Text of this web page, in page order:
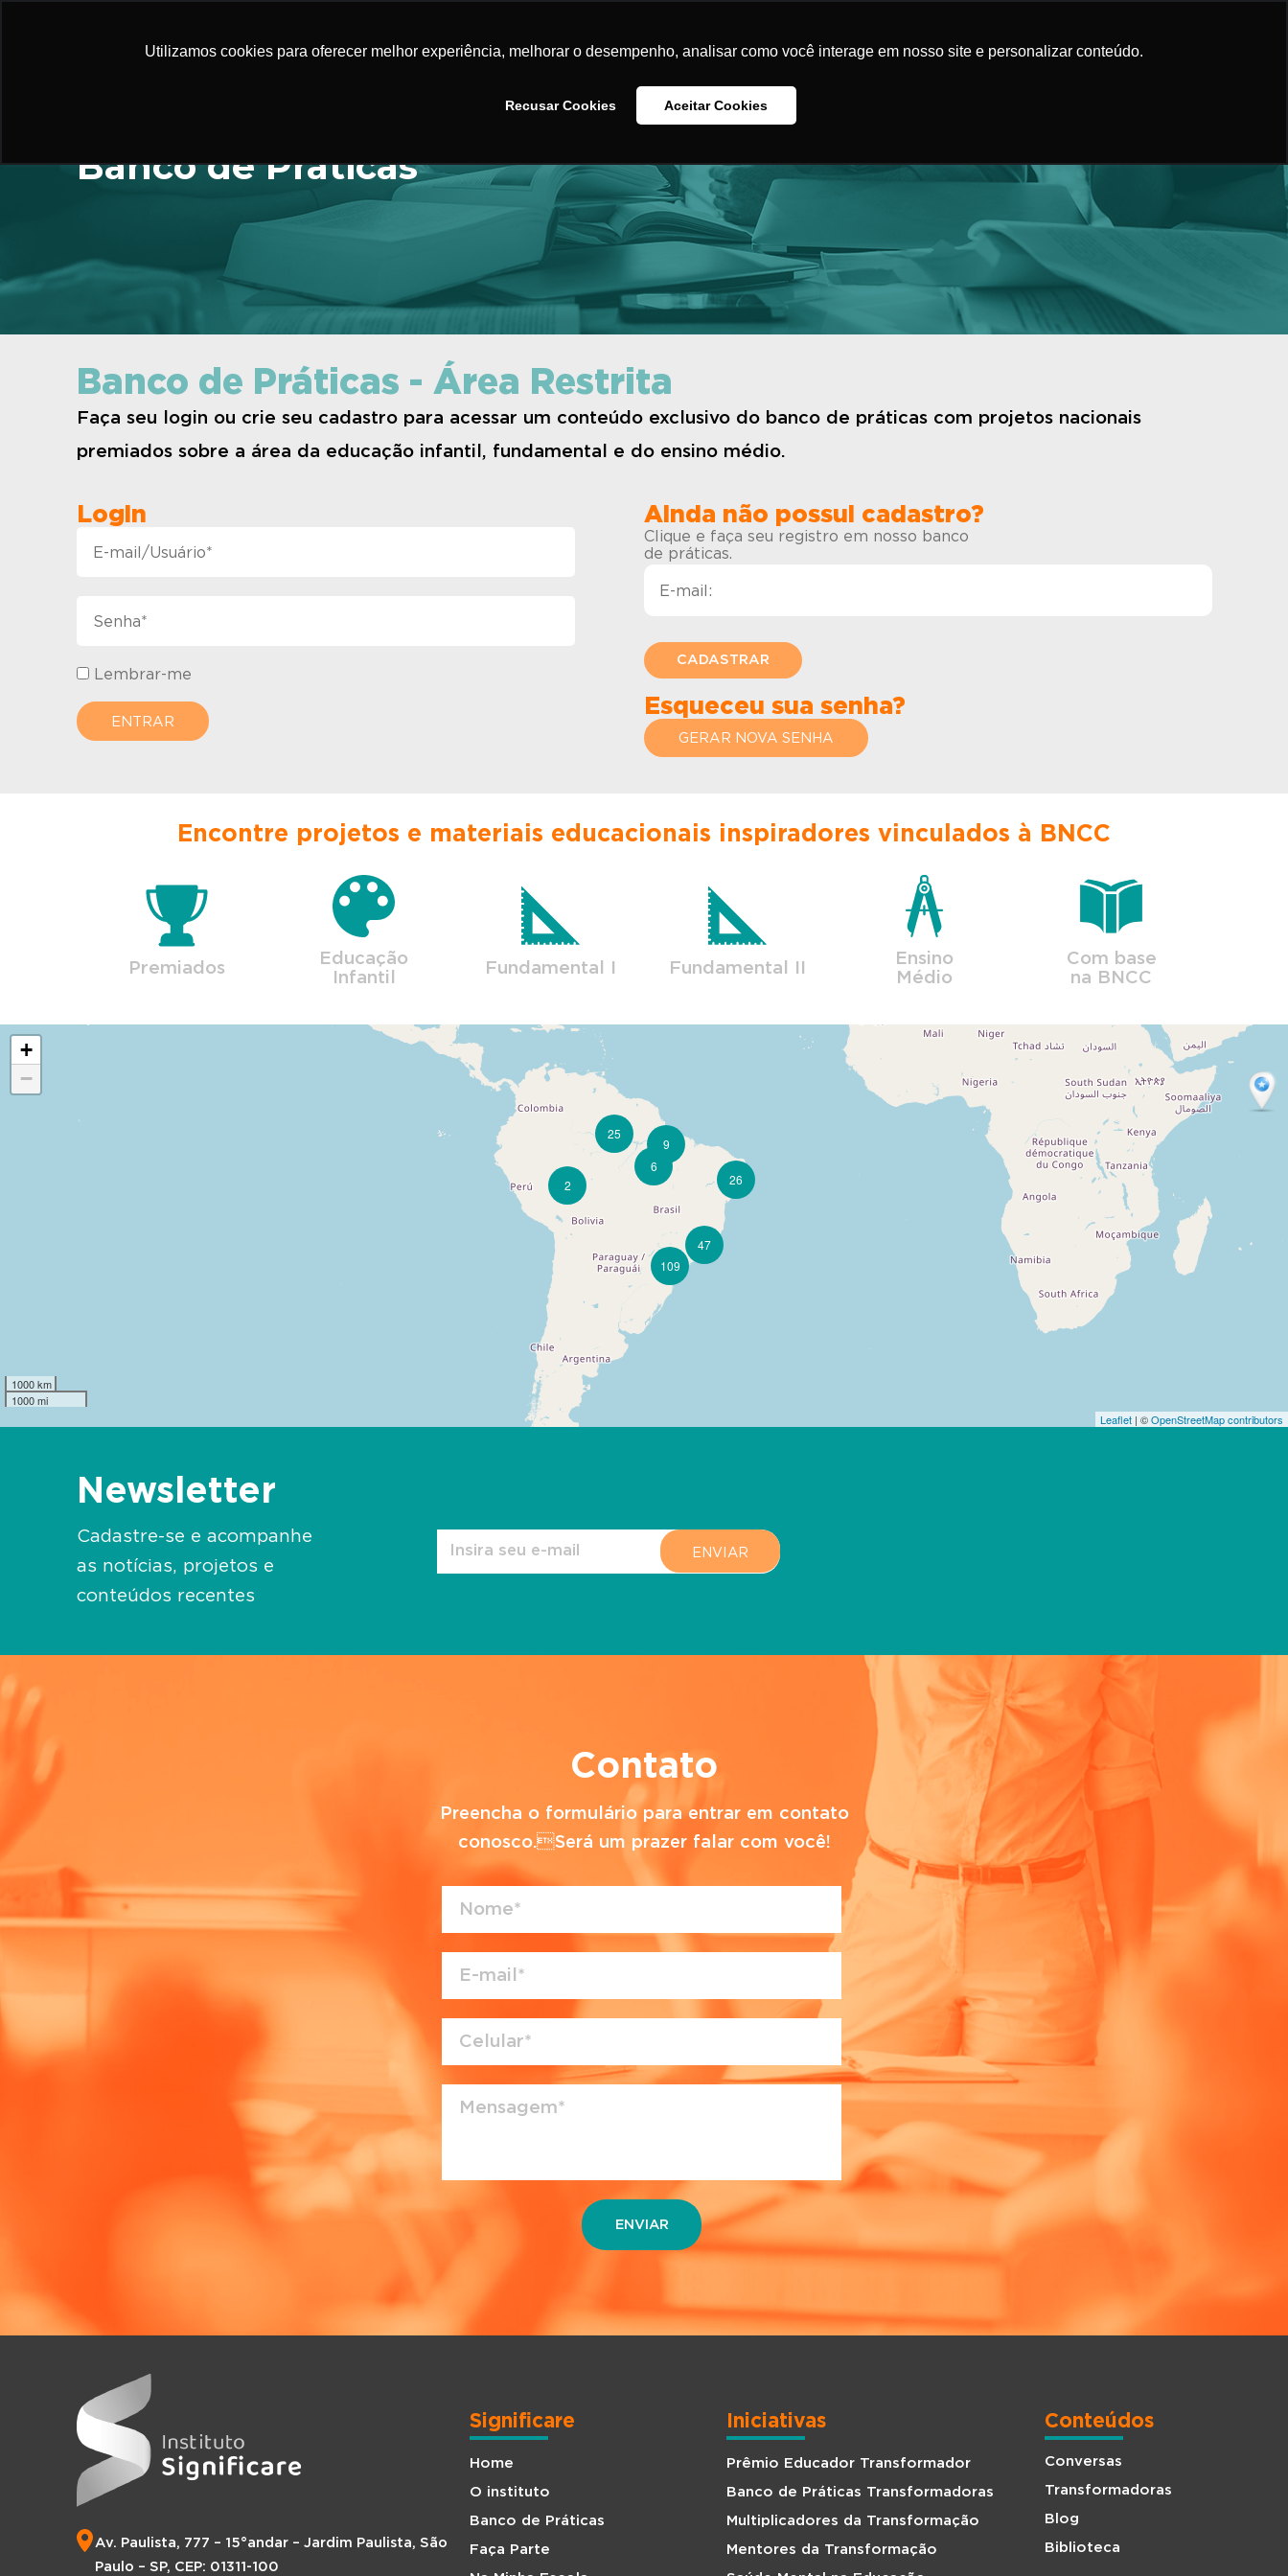
Utilizamos cookies para oferecer melhor experiência, melhorar o desempenho, analisar como você interage em nosso site e personalizar conteúdo.
Recusar Cookies Aceitar Cookies
Banco de Práticas Faça Parte
Contato
Banco de Práticas
Banco de Práticas - Área Restrita
Faça seu login ou crie seu cadastro para acessar um conteúdo exclusivo do banco de práticas com projetos nacionais
premiados sobre a área da educação infantil, fundamental e do ensino médio.
Login
Lembrar-me
Ainda não possui cadastro?
Clique e faça seu registro em nosso banco
de práticas.
Esqueceu sua senha?
GERAR NOVA SENHA
Encontre projetos e materiais educacionais inspiradores vinculados à BNCC
Premiados
Educação
Infantil
Fundamental I Fundamental II
Ensino
Médio
Com base
na BNCC
2
9
6
26
25
47
109
+
−
1000 km
1000 mi
Leaflet | ©OpenStreetMap contributors
Newsletter
Cadastre-se e acompanhe
as notícias, projetos e
conteúdos recentes
Contato
Preencha o formulário para entrar em contato
conosco.Será um prazer falar com você!
Av. Paulista, 777 – 15°andar – Jardim Paulista, São
Paulo – SP, CEP: 01311-100
Significare
Home
O instituto
Banco de Práticas
Faça Parte
Iniciativas
Prêmio Educador Transformador
Banco de Práticas Transformadoras
Multiplicadores da Transformação
Mentores da Transformação
Conteúdos
Conversas
Transformadoras
Blog
Biblioteca